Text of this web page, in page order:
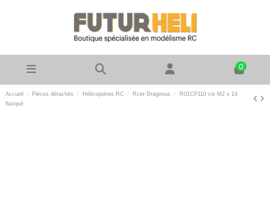
0
Accueil Pièces détachés Hélicoptères RC Rcer Dragonus
R01CP110 vis M2 x 14
flasqué